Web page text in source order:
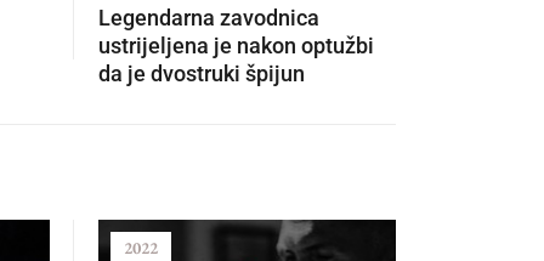
Legendarna zavodnica
ustrijeljena je nakon optužbi
da je dvostruki špijun
2022